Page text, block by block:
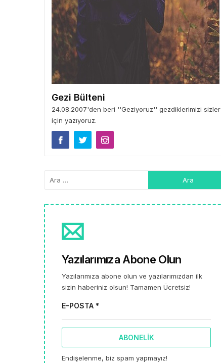
Gezi Bülteni
24.08.2007'den beri ''Geziyoruz'' gezdiklerimizi sizler
için yazıyoruz.
Yazılarımıza Abone Olun
Yazılarımıza abone olun ve yazılarımızdan ilk
sizin haberiniz olsun! Tamamen Ücretsiz!
E-POSTA *
ABONELIK
Endişelenme, biz spam yapmayız!